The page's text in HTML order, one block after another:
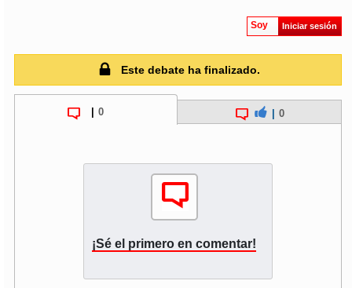
Soy Iniciar sesión
Este debate ha finalizado.
0 0
¡Sé el primero en comentar!